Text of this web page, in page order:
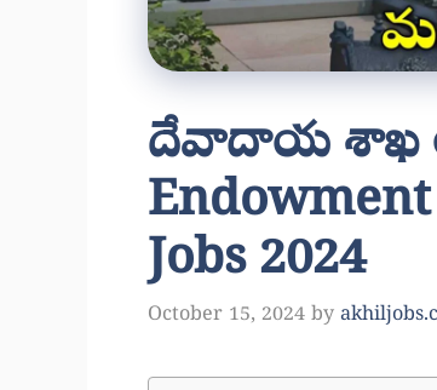
దేవాదాయ శాఖ
Jobs 2024
October 15, 2024 by